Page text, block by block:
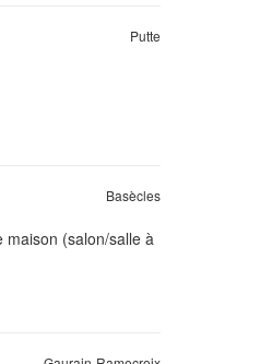
Putte
Basècles
maison (salon/salle à